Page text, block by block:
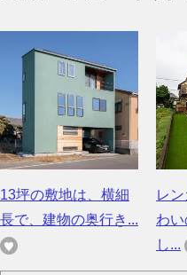
13坪の敷地は、横細
長で、建物の奥行き...
レ
わ
し...